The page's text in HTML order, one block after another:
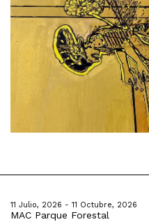
11 Julio, 2026 - 11 Octubre, 2026
MAC Parque Forestal